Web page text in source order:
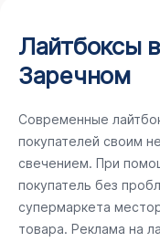
Лайтбоксы
Заречном
Современные
покупателей своим
свечением. При
покупатель без
супермаркета
товара. Реклама на